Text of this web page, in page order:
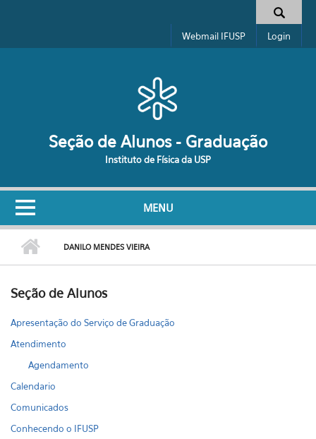
Formulário de busca
Webmail IFUSP Login
Seção de Alunos - Graduação
Instituto de Física da USP
MENU
DANILO MENDES VIEIRA
Seção de Alunos
Apresentação do Serviço de Graduação
Atendimento
Agendamento
Calendario
Comunicados
Conhecendo o IFUSP